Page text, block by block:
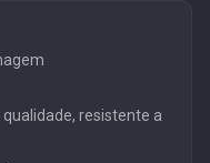
resistente a